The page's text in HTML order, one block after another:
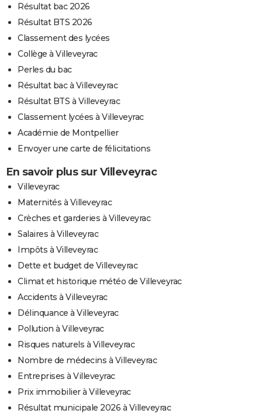
Résultat bac 2026
Résultat BTS 2026
Classement des lycées
Collège à Villeveyrac
Perles du bac
Résultat bac à Villeveyrac
Résultat BTS à Villeveyrac
Classement lycées à Villeveyrac
Académie de Montpellier
Envoyer une carte de félicitations
En savoir plus sur Villeveyrac
Villeveyrac
Maternités à Villeveyrac
Crèches et garderies à Villeveyrac
Salaires à Villeveyrac
Impôts à Villeveyrac
Dette et budget de Villeveyrac
Climat et historique météo de Villeveyrac
Accidents à Villeveyrac
Délinquance à Villeveyrac
Pollution à Villeveyrac
Risques naturels à Villeveyrac
Nombre de médecins à Villeveyrac
Entreprises à Villeveyrac
Prix immobilier à Villeveyrac
Résultat municipale 2026 à Villeveyrac